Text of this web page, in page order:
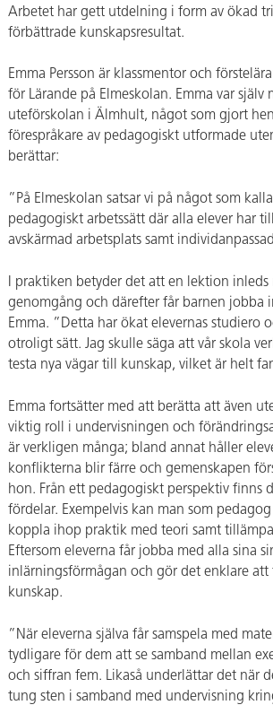
Arbetet har gett utdelning i form av ökad
förbättrade kunskapsresultat.
Emma Persson är klassmentor och
för Lärande på Elmeskolan. Emma var själv
uteförskolan i Älmhult, något som gjort
förespråkare av pedagogiskt utformade
berättar:
”På Elmeskolan satsar vi på något som
pedagogiskt arbetssätt där alla elever har
avskärmad arbetsplats samt
I praktiken betyder det att en lektion inleds
genomgång och därefter får barnen jobba
Emma. ”Detta har ökat elevernas studiero
otroligt sätt. Jag skulle säga att vår skola
testa nya vägar till kunskap, vilket är helt
Emma fortsätter med att berätta att även
viktig roll i undervisningen och
är verkligen många; bland annat håller
konflikterna blir färre och gemenskapen
hon. Från ett pedagogiskt perspektiv finns
fördelar. Exempelvis kan man som
koppla ihop praktik med teori samt
Eftersom eleverna får jobba med alla sina
inlärningsförmågan och gör det enklare att
kunskap.
”När eleverna själva får samspela med
tydligare för dem att se samband mellan
och siffran fem. Likaså underlättar det när
tung sten i samband med undervisning